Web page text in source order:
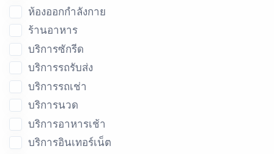
ห้องออกกำลังกาย
ร้านอาหาร
บริการซักรีด
บริการรถรับส่ง
บริการรถเช่า
บริการนวด
บริการอาหารเช้า
บริการอินเทอร์เน็ต